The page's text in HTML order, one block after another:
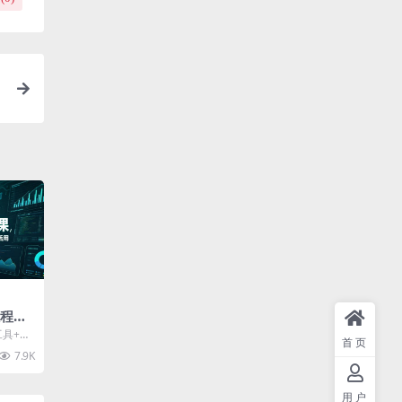
入
+优
课程
7.9K
首页
用户